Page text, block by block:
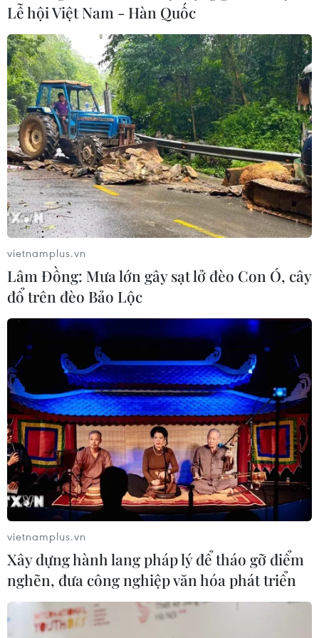
Lễ hội Việt Nam - Hàn Quốc
vietnamplus.vn
Lâm Đồng: Mưa lớn gây sạt lở đèo Con Ó, cây
đổ trên đèo Bảo Lộc
vietnamplus.vn
Xây dựng hành lang pháp lý để tháo gỡ điểm
nghẽn, đưa công nghiệp văn hóa phát triển